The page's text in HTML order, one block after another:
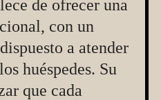
de ofrecer una
con un
a atender
huéspedes. Su
que cada